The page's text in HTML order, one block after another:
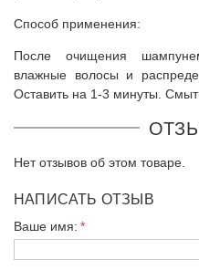
Способ применения:
После очищения
влажные волосы и
Оставить на 1-3 минуты.
Нет отзывов об этом товаре.
НАПИСАТЬ ОТЗЫВ
Ваше имя: